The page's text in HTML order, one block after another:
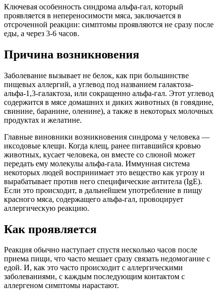
Ключевая особенность синдрома альфа-гал, который
проявляется в непереносимости мяса, заключается в
отсроченной реакции: симптомы проявляются не сразу после
еды, а через 3-6 часов.
Причина возникновения
Заболевание вызывает не белок, как при большинстве
пищевых аллергий, а углевод под названием галактоза-
альфа-1,3-галактоза, или сокращенно альфа-гал. Этот углевод
содержится в мясе домашних и диких животных (в говядине,
свинине, баранине, оленине), а также в некоторых молочных
продуктах и желатине.
Главные виновники возникновения синдрома у человека —
иксодовые клещи. Когда клещ, ранее питавшийся кровью
животных, кусает человека, он вместе со слюной может
передать ему молекулы альфа-гала. Иммунная система
некоторых людей воспринимает это вещество как угрозу и
вырабатывает против него специфические антитела (IgE).
Если это происходит, в дальнейшем употребление в пищу
красного мяса, содержащего альфа-гал, провоцирует
аллергическую реакцию.
Как проявляется
Реакция обычно наступает спустя несколько часов после
приема пищи, что часто мешает сразу связать недомогание с
едой. И, как это часто происходит с аллергическими
заболеваниями, с каждым последующим контактом с
аллергеном симптомы нарастают.